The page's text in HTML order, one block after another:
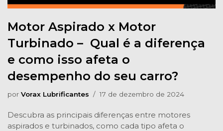
Motor Aspirado x Motor
Turbinado – Qual é a diferença
e como isso afeta o
desempenho do seu carro?
por Vorax Lubrificantes 17 de dezembro de 2024
Descubra as principais diferenças entre motores
aspirados e turbinados, como cada tipo afeta o